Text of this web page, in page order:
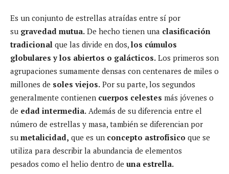
Es un conjunto de estrellas atraídas entre sí por
su gravedad mutua. De hecho tienen una clasificación
tradicional que las divide en dos, los cúmulos
globulares y los abiertos o galácticos. Los primeros son
agrupaciones sumamente densas con centenares de miles o
millones de soles viejos. Por su parte, los segundos
generalmente contienen cuerpos celestes más jóvenes o
de edad intermedia. Además de su diferencia entre el
número de estrellas y masa, también se diferencian por
su metalicidad, que es un concepto astrofísico que se
utiliza para describir la abundancia de elementos
pesados como el helio dentro de una estrella.